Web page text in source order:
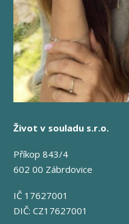
Život v souladu s.r.o.
Příkop 843/4
602 00 Zábrdovice
IČ 17627001
DIČ: CZ17627001